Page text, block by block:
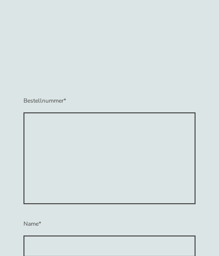
Bestellnummer*
Name*